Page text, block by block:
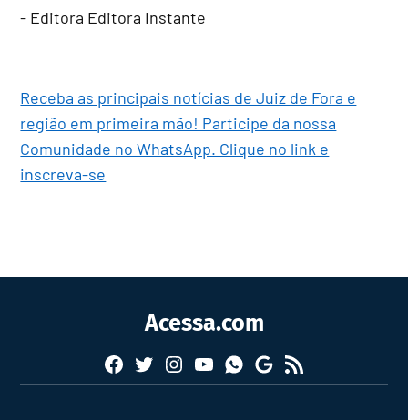
- Editora Editora Instante
Receba as principais notícias de Juiz de Fora e
região em primeira mão! Participe da nossa
Comunidade no WhatsApp. Clique no link e
inscreva-se
Acessa.com
Facebook
TwitterInstagram
YouTubeWhatsapp
Google
News
RSS